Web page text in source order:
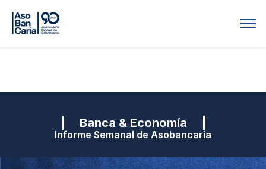
| Banca & Economía |
Informe Semanal de Asobancaria